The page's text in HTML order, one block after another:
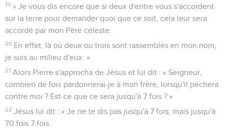
19 » Je vous dis encore que si deux d'entre vous s'accordent
sur la terre pour demander quoi que ce soit, cela leur sera
accordé par mon Père céleste.
20 En effet, là où deux ou trois sont rassemblés en mon nom,
je suis au milieu d'eux. »
21 Alors Pierre s'approcha de Jésus et lui dit : « Seigneur,
combien de fois pardonnerai-je à mon frère, lorsqu'il péchera
contre moi ? Est-ce que ce sera jusqu'à 7 fois ? »
22 Jésus lui dit : « Je ne te dis pas jusqu'à 7 fois, mais jusqu'à
70 fois 7 fois.